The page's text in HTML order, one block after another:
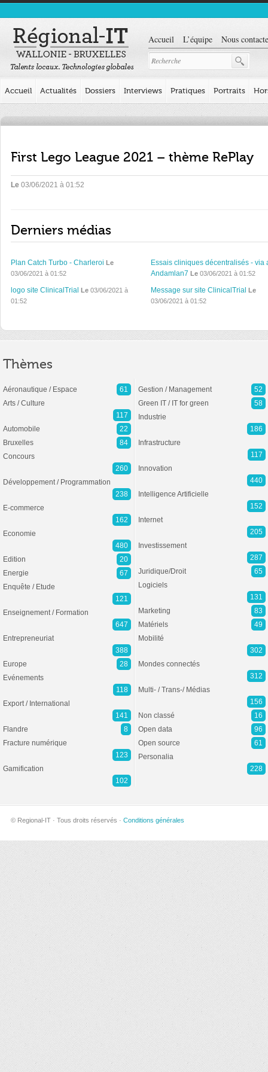
Accueil L’équipe Nous
Accueil Actualités Dossiers Interviews Pratiques Portraits
First Lego League 2021 – thème RePlay
Le 03/06/2021 à 01:52
Derniers médias
Plan Catch Turbo - Charleroi Le
03/06/2021 à 01:52
Essais cliniques décentralisés - via
Andamlan7 Le03/06/2021 à 01:52
logo site ClinicalTrial Le 03/06/2021 à
01:52
Message sur site ClinicalTrial Le
03/06/2021 à 01:52
Thèmes
Aéronautique / Espace
61
Arts / Culture
117
Automobile
22
Bruxelles
84
Concours
260
Développement / Programmation
238
E-commerce
162
Economie
480
Edition
20
Energie
67
Enquête / Etude
121
Enseignement / Formation
647
Entrepreneuriat
388
Europe
28
Evénements
118
Export / International
141
Flandre
8
Fracture numérique
123
Gamification
102
Gestion / Management
52
Green IT / IT for green
58
Industrie
186
Infrastructure
117
Innovation
440
Intelligence Artificielle
152
Internet
205
Investissement
287
Juridique/Droit
65
Logiciels
131
Marketing
83
Matériels
49
Mobilité
302
Mondes connectés
312
Multi- / Trans-/ Médias
156
Non classé
16
Open data
96
Open source
61
Personalia
228
© Regional-IT · Tous droits réservés · Conditions générales